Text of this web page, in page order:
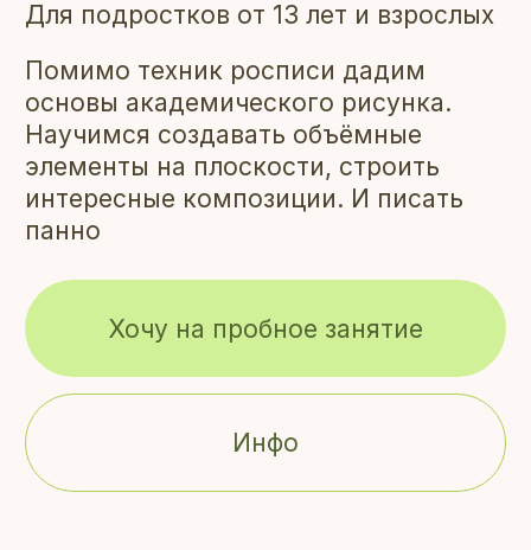
Для подростков от 13 лет и взрослых
Помимо техник росписи дадим
основы академического рисунка.
Научимся создавать объёмные
элементы на плоскости, строить
интересные композиции. И писать
панно
Инфо
Хочу на пробное занятие
ПОДГОТОВКА К ЕГЭ
И ОГЭ
ДЛЯ ПОДРОСТКОВ